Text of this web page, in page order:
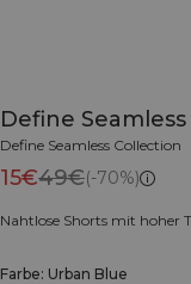
Define
Define Seamless Collection
15€49€(-70%)
Nahtlose Shorts mit hoher
Farbe: Urban Blue